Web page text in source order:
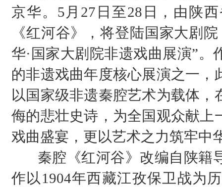
京华。5月27日至28日，由陕
《红河谷》，将登陆国家大剧
华·国家大剧院非遗戏曲展演”
的非遗戏曲年度核心展演之一
以国家级非遗秦腔艺术为载体
侮的悲壮史诗，为全国观众献上
戏曲盛宴，更以艺术之力筑牢中
秦腔《红河谷》改编自陕籍
作以1904年西藏江孜保卫战为